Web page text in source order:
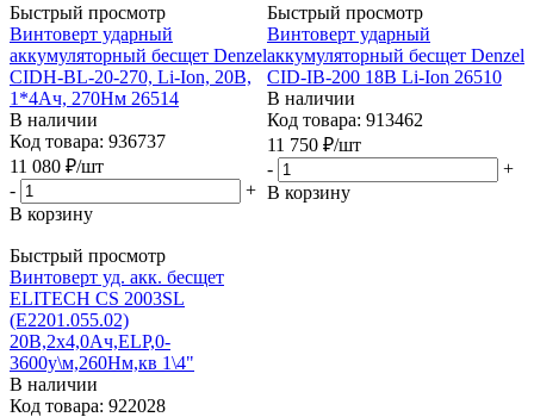
Быстрый просмотр
Винтоверт ударный
аккумуляторный бесщет Denzel
CIDH-BL-20-270, Li-Ion, 20В,
1*4Ач, 270Нм 26514
В наличии
Код товара: 936737
11 080 ₽/шт
-
+
В корзину
Быстрый просмотр
Винтоверт ударный
аккумуляторный бесщет Denzel
CID-IB-200 18В Li-Ion 26510
В наличии
Код товара: 913462
11 750 ₽/шт
-
+
В корзину
Быстрый просмотр
Винтоверт уд. акк. бесщет
ELITECH CS 2003SL
(E2201.055.02)
20В,2х4,0Ач,ELP,0-
3600у\м,260Нм,кв 1\4"
В наличии
Код товара: 922028